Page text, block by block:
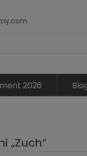
2026
„Zuch”